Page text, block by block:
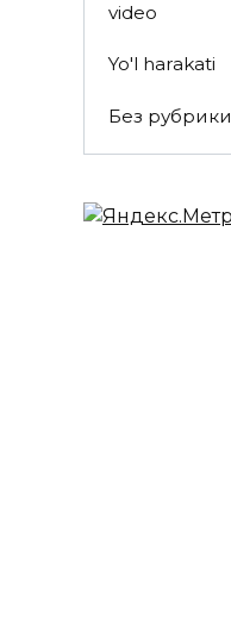
video
Yo'l harakati
Без рубрики